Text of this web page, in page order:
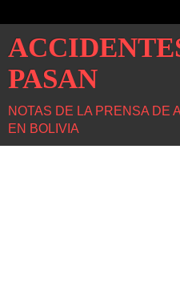
PASAN
NOTAS DE LA PRENSA DE
EN BOLIVIA